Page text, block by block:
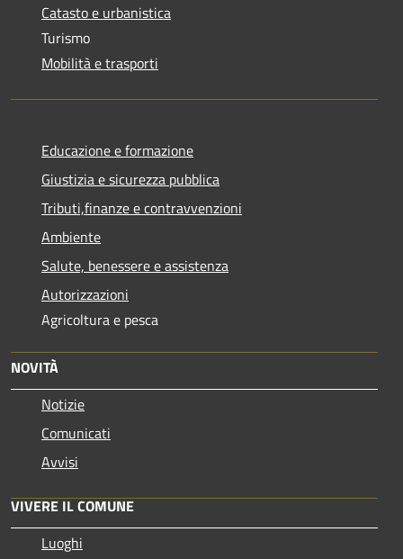
Catasto e urbanistica
Turismo
Mobilità e trasporti
Educazione e formazione
Giustizia e sicurezza pubblica
Tributi,finanze e contravvenzioni
Ambiente
Salute, benessere e assistenza
Autorizzazioni
Agricoltura e pesca
NOVITÀ
Notizie
Comunicati
Avvisi
VIVERE IL COMUNE
Luoghi